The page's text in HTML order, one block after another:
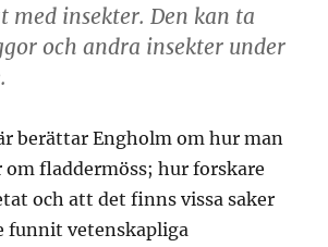
insekter. Den kan ta
och andra insekter under
berättar Engholm om hur man
om fladdermöss; hur forskare
och att det finns vissa saker
funnit vetenskapliga